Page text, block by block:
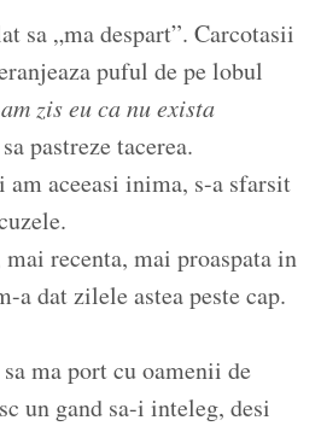
sa „ma despart”. Carcotasii
puful de pe lobul
zis eu ca nu exista
sa pastreze tacerea.
aceeasi inima, s-a sfarsit
recenta, mai proaspata in
a dat zilele astea peste cap.
ma port cu oamenii de
un gand sa-i inteleg, desi